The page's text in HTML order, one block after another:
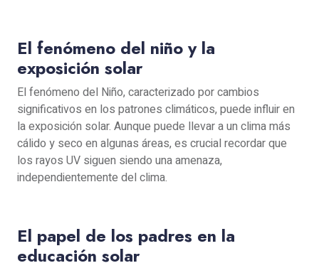
El fenómeno del niño y la
exposición solar
El fenómeno del Niño, caracterizado por cambios
significativos en los patrones climáticos, puede influir en
la exposición solar. Aunque puede llevar a un clima más
cálido y seco en algunas áreas, es crucial recordar que
los rayos UV siguen siendo una amenaza,
independientemente del clima.
El papel de los padres en la
educación solar